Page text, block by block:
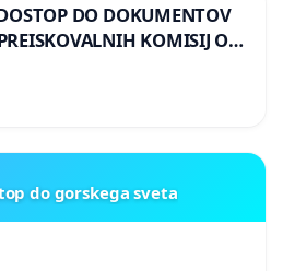
DO DOKUMENTOV
KOMISIJ O
OROŽJEM
do gorskega sveta